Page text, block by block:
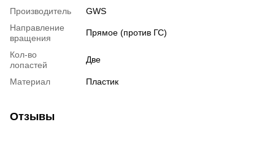
Производитель
GWS
Направление
вращения
Прямое (против ГС)
Кол-во
лопастей
Две
Материал Пластик
Отзывы